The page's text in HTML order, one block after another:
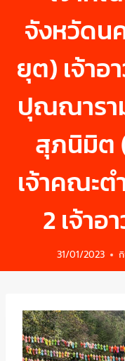
จังหวัดน
ยุต) เจ้า
ปุณณารา
สุภนิมิต
เจ้าคณะ
2 เจ้าอ
31/01/2023